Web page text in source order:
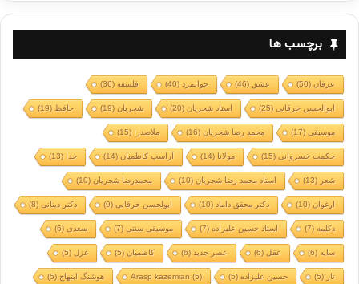
برچسب ها
عرفان(50) عشق (46) جوانمرد (40) فلسفه(36)
ابوالحسن خرقانی(25) استاد شجریان(20) شجریان(19) حافظ (19)
موسیقی(17) محمد رضا شجریان(16) ملاصدرا (15)
حکمت خسروانی(15) مولانا (14) آراسپ کاظمیان(14) خدا (13)
شعر (13) استاد محمد رضا شجریان(10) محمدرضا شجریان(10)
ارغوان(10) دکتر محقق داماد (10) ابولحسن خرقانی(9) دکتر دینانی(8)
دکلمه(7) استاد حسین علیزاده(7) موسیقی سنتی(7) سعدی(6)
سایه(6) عقل (6) عصر جدید (6) کاظمیان(5) غزل (5)
تار (5) حسین علیزاده(5)
Arasp kazemian (5) هوشنگ ابتهاج(5)